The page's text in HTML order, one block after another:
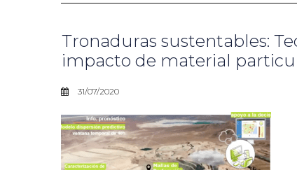
Tronaduras sustentables:
impacto de material
31/07/2020